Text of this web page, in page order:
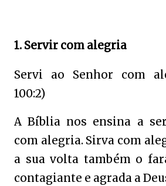
1. Servir com alegria
Servi ao Senhor com
100:2)
A Bíblia nos ensina a
com alegria. Sirva com
a sua volta também o
contagiante e agrada a